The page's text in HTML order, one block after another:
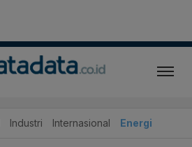
Industri Internasional Energi